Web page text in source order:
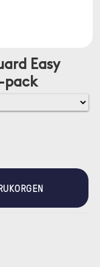
Easy
pack